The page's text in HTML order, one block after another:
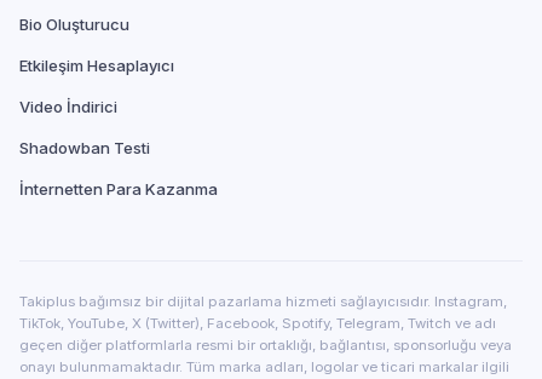
Bio Oluşturucu
Etkileşim Hesaplayıcı
Video İndirici
Shadowban Testi
İnternetten Para Kazanma
Takiplus bağımsız bir dijital pazarlama hizmeti sağlayıcısıdır. Instagram,
TikTok, YouTube, X (Twitter), Facebook, Spotify, Telegram, Twitch ve adı
geçen diğer platformlarla resmi bir ortaklığı, bağlantısı, sponsorluğu veya
onayı bulunmamaktadır. Tüm marka adları, logolar ve ticari markalar ilgili